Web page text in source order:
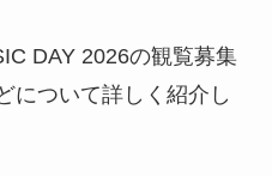
DAY 2026の観覧募集
について詳しく紹介し